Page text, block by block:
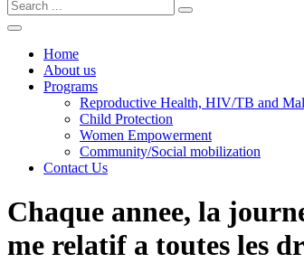
Home
About us
Programs
Reproductive Health, HIV/TB and
Child Protection
Women Empowerment
Community/Social mobilization
Contact Us
Chaque annee, la
me relatif a toutes les